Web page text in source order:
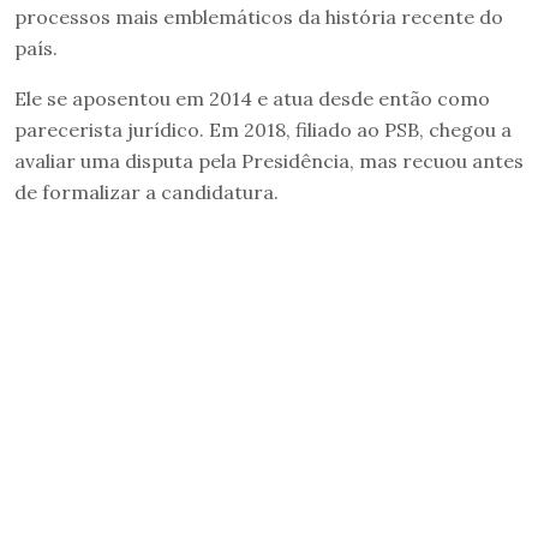
processos mais emblemáticos da história recente do
país.
Ele se aposentou em 2014 e atua desde então como
parecerista jurídico. Em 2018, filiado ao PSB, chegou a
avaliar uma disputa pela Presidência, mas recuou antes
de formalizar a candidatura.